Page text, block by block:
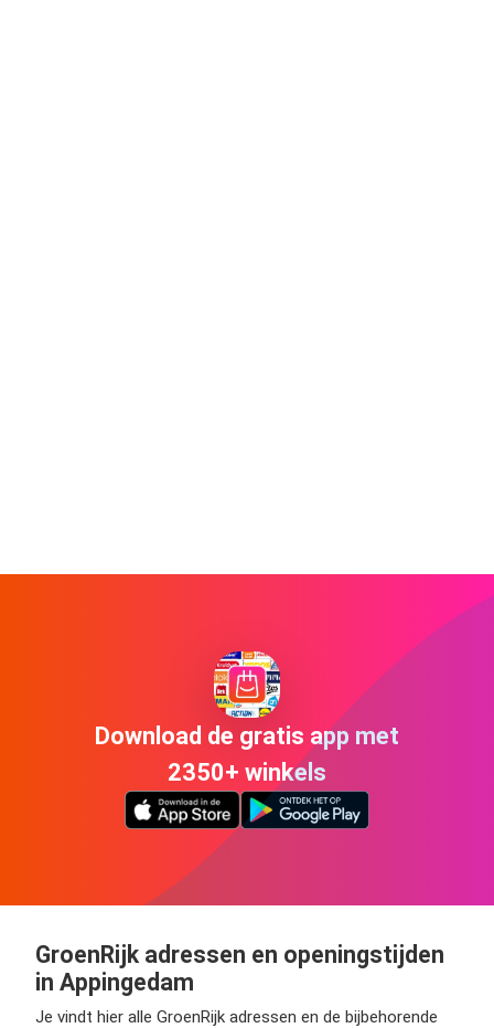
Download de gratis app met
2350+ winkels
GroenRijk adressen en openingstijden
in Appingedam
Je vindt hier alle GroenRijk adressen en de bijbehorende